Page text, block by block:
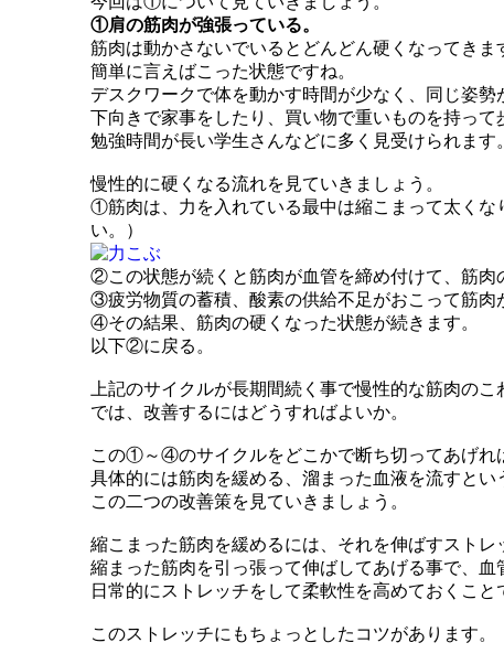
①肩の筋肉が強張っている。
筋肉は動かさないでいるとどんどん硬くなってきま
簡単に言えばこった状態ですね。
デスクワークで体を動かす時間が少なく、同じ姿勢
下向きで家事をしたり、買い物で重いものを持って
勉強時間が長い学生さんなどに多く見受けられます。
慢性的に硬くなる流れを見ていきましょう。
①筋肉は、力を入れている最中は縮こまって太くな
い。）
②この状態が続くと筋肉が血管を締め付けて、筋肉
③疲労物質の蓄積、酸素の供給不足がおこって筋肉
④その結果、筋肉の硬くなった状態が続きます。
以下②に戻る。
上記のサイクルが長期間続く事で慢性的な筋肉のこ
では、改善するにはどうすればよいか。
この①～④のサイクルをどこかで断ち切ってあげれ
具体的には筋肉を緩める、溜まった血液を流すとい
この二つの改善策を見ていきましょう。
縮こまった筋肉を緩めるには、それを伸ばすストレ
縮まった筋肉を引っ張って伸ばしてあげる事で、
日常的にストレッチをして柔軟性を高めておくこと
このストレッチにもちょっとしたコツがあります。